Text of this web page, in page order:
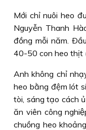
Mới chỉ nuôi heo
Nguyễn Thanh
đồng mỗi năm.
40-50 con heo thịt
Anh không chỉ
heo bằng đệm lót
tòi, sáng tạo cách
ăn viên công
chuồng heo